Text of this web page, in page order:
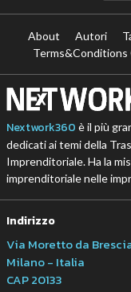
About Autori
Nextwork360 è il più
dedicati ai temi della
Imprenditoriale. Ha la
imprenditoriale nelle
Indirizzo
Via Moretto da
Milano - Italia
CAP 20133